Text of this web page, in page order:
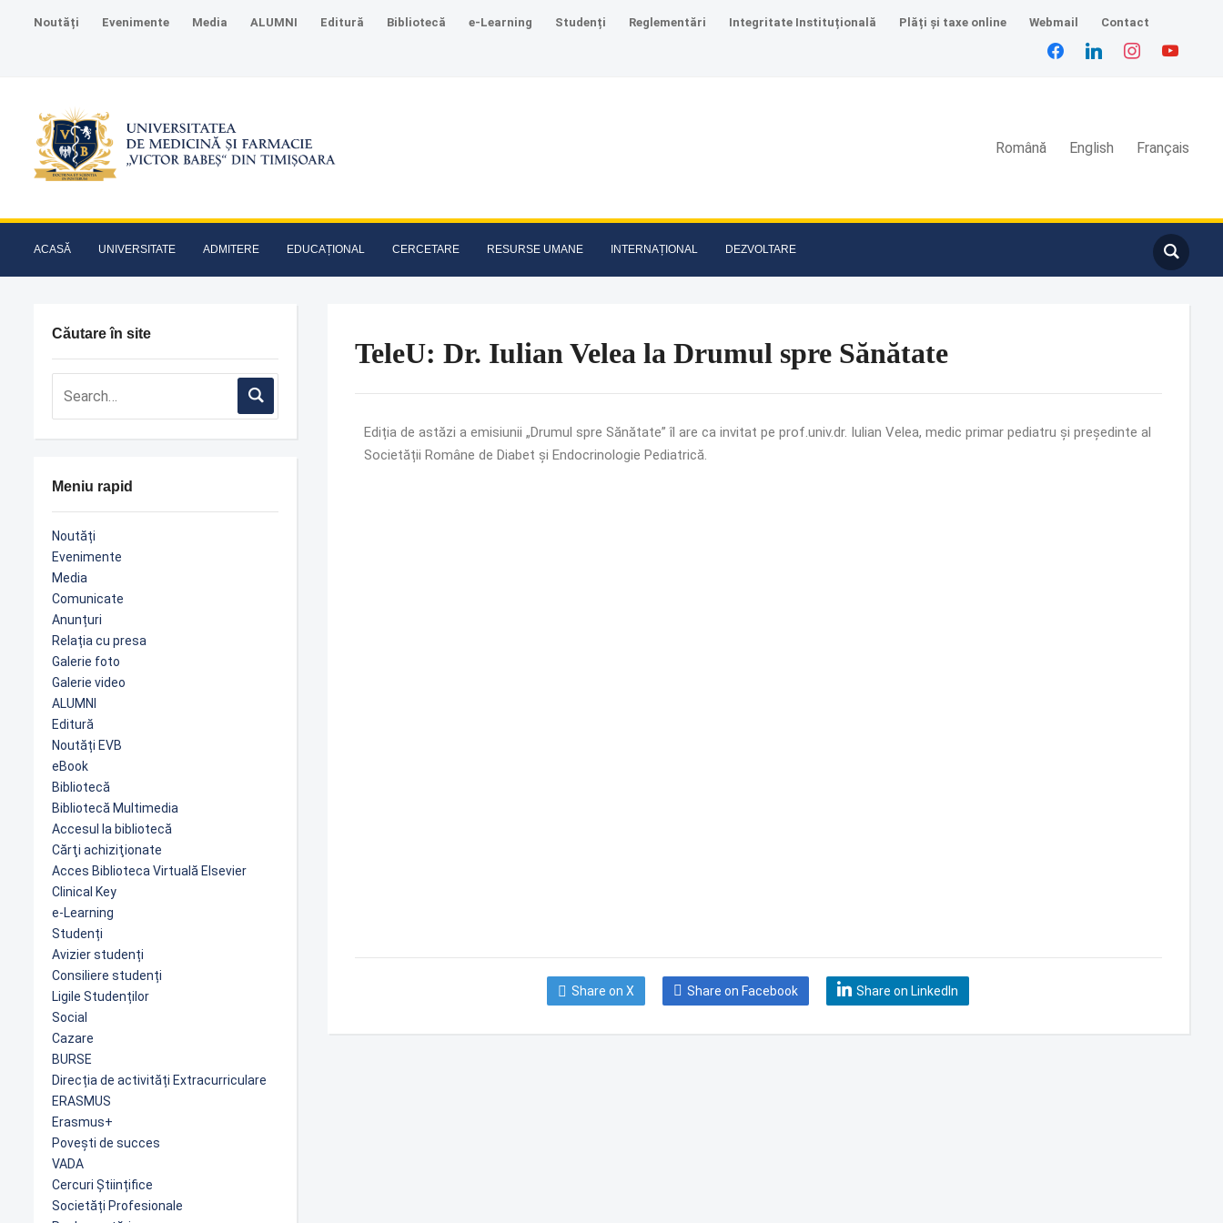
Noutăți Evenimente Media ALUMNI Editură Bibliotecă e-Learning Studenți Reglementări Integritate Instituțională Plăți și taxe online Webmail Contact
Română English Français
ACASĂ UNIVERSITATE ADMITERE EDUCAȚIONAL CERCETARE RESURSE UMANE INTERNAȚIONAL DEZVOLTARE
Căutare în site
Meniu rapid
Noutăți
Evenimente
Media
Comunicate
Anunțuri
Relația cu presa
Galerie foto
Galerie video
ALUMNI
Editură
Noutăți EVB
eBook
Bibliotecă
Bibliotecă Multimedia
Accesul la bibliotecă
Cărţi achiziţionate
Acces Biblioteca Virtuală Elsevier
Clinical Key
e-Learning
Studenți
Avizier studenți
Consiliere studenți
Ligile Studenților
Social
Cazare
BURSE
Direcția de activități Extracurriculare
ERASMUS
Erasmus+
Povești de succes
VADA
Cercuri Științifice
Societăți Profesionale
TeleU: Dr. Iulian Velea la Drumul spre Sănătate
Ediția de astăzi a emisiunii „Drumul spre Sănătate” îl are ca invitat pe prof.univ.dr. Iulian Velea, medic primar pediatru și președinte al
Societății Române de Diabet și Endocrinologie Pediatrică.
Share on X Share on Facebook Share on LinkedIn